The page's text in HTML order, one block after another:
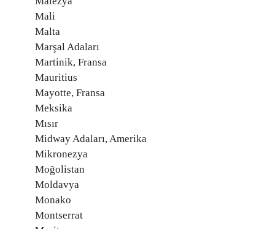
Mali
Malta
Marşal Adaları
Martinik, Fransa
Mauritius
Mayotte, Fransa
Meksika
Mısır
Midway Adaları, Amerika
Mikronezya
Moğolistan
Moldavya
Monako
Montserrat